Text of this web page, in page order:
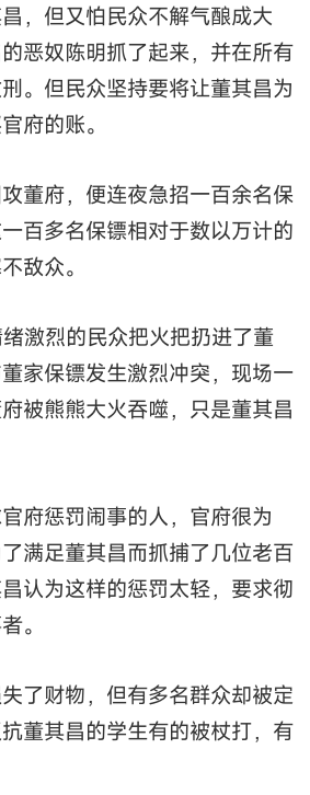
，但又怕民众不解气酿成大
恶奴陈明抓了起来，并在所有
。但民众坚持要将让董其昌为
府的账。
董府，便连夜急招一百余名保
百多名保镖相对于数以万计的
敌众。
激烈的民众把火把扔进了董
家保镖发生激烈冲突，现场一
被熊熊大火吞噬，只是董其昌
府惩罚闹事的人，官府很为
满足董其昌而抓捕了几位老百
认为这样的惩罚太轻，要求彻
。
了财物，但有多名群众却被定
董其昌的学生有的被杖打，有